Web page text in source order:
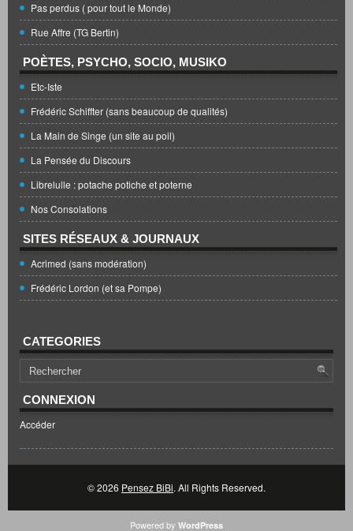
Pas perdus ( pour tout le Monde)
Rue Affre (TG Bertin)
POÈTES, PSYCHO, SOCIO, MUSIKO
Etc-Iste
Frédéric Schiffter (sans beaucoup de qualités)
La Main de Singe (un site au poil)
La Pensée du Discours
Librelulle : potache potiche et poterne
Nos Consolations
SITES RÉSEAUX & JOURNAUX
Acrimed (sans modération)
Frédéric Lordon (et sa Pompe)
CATEGORIES
CONNEXION
Accéder
© 2026 Pensez BiBi. All Rights Reserved.
Powered by WordPress